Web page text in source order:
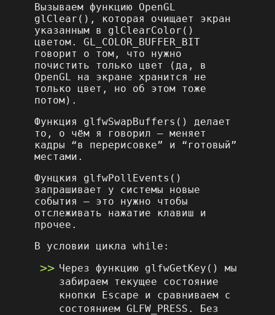
Вызываем функцию OpenGL
glClear(), которая очищает экран
указанным в glClearColor()
цветом. GL_COLOR_BUFFER_BIT
говорит о том, что нужно
почистить только цвет (да, в
OpenGL на экране хранится не
только цвет, но об этом тоже
потом).
Функция glfwSwapBuffers() делает
то, о чём я говорил – меняет
кадры “в перерисовке” и “готовый”
местами.
Фунцкия glfwPollEvents()
запрашивает у системы новые
события – это нужно чтобы
отслеживать нажатие клавиш и
прочее.
В условии цикла while:
Через функцию glfwGetKey() мы
забираем текущее состояние
кнопки Escape и сравниваем с
состоянием GLFW_PRESS. Без